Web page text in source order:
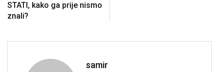
STATI, kako ga prije nismo
znali?
samir